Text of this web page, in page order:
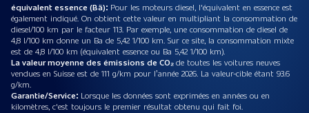
équivalent essence (Bä): Pour les moteurs diesel, l'équivalent en essence est
également indiqué. On obtient cette valeur en multipliant la consommation de
diesel/100 km par le facteur 113. Par exemple, une consommation de diesel de
4,8 l/100 km donne un Ba de 5,42 1/100 km. Sur ce site, la consommation mixte
est de 4,8 l/100 km (équivalent essence ou Ba 5,42 1/100 km).
La valeur moyenne des émissions de CO₂de toutes les voitures neuves
vendues en Suisse est de 111 g/km pour l’année 2026. La valeur-cible étant 93.6
g/km.
Garantie/Service: Lorsque les données sont exprimées en années ou en
kilomètres, c'est toujours le premier résultat obtenu qui fait foi.